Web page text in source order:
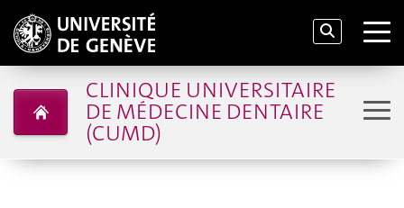
CLINIQUE UNIVERSITAIRE
DE MÉDECINE DENTAIRE
(CUMD)